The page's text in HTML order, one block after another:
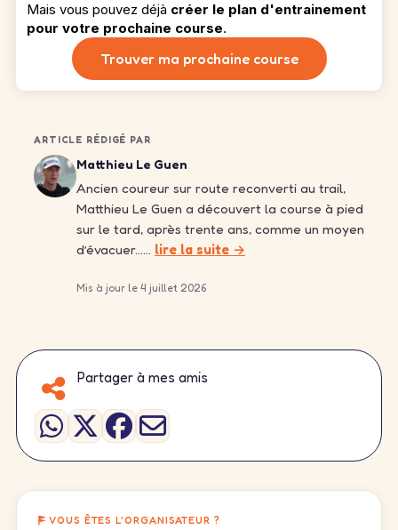
Mais vous pouvez déjà créer le plan d'entrainement
pour votre prochaine course.
Trouver ma prochaine course
ARTICLE RÉDIGÉ PAR
Matthieu Le Guen
Ancien coureur sur route reconverti au trail,
Matthieu Le Guen a découvert la course à pied
sur le tard, après trente ans, comme un moyen
d’évacuer…… lire la suite →
Mis à jour le 4 juillet 2026
Partager à mes amis
VOUS ÊTES L'ORGANISATEUR ?